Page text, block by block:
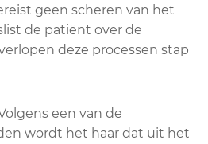
geen scheren van het
de patiënt over de
deze processen stap
een van de
wordt het haar dat uit het